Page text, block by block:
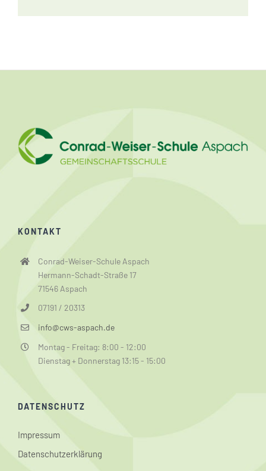
KONTAKT
Conrad-Weiser-Schule Aspach
Hermann-Schadt-Straße 17
71546 Aspach
07191 / 20313
info@cws-aspach.de
Montag - Freitag: 8:00 - 12:00
Dienstag + Donnerstag 13:15 - 15:00
DATENSCHUTZ
Impressum
Datenschutzerklärung